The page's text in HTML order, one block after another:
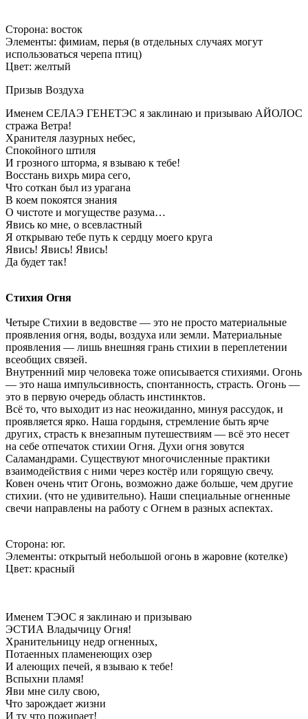
Сторона: восток
Элементы: фимиам, перья (в отдельных случаях могут
использоваться черепа птиц)
Цвет: желтый
Призыв Воздуха
Именем СЕЛАЭ ГЕНЕТЭС я заклинаю и призываю АЙОЛОС
стража Ветра!
Хранителя лазурных небес,
Спокойного штиля
И грозного шторма, я взываю к тебе!
Восстань вихрь мира сего,
Что соткан был из урагана
В коем покоятся знания
О чистоте и могуществе разума…
Явись ко мне, о всевластный
Я открываю тебе путь к сердцу моего круга
Явись! Явись! Явись!
Да будет так!
Стихия Огня
Четыре Стихии в ведовстве — это не просто материальные
проявления огня, воды, воздуха или земли. Материальные
проявления — лишь внешняя грань стихии в переплетении
всеобщих связей.
Внутренний мир человека тоже описывается стихиями. Огонь
— это наша импульсивность, спонтанность, страсть. Огонь —
это в первую очередь область инстинктов.
Всё то, что выходит из нас неожиданно, минуя рассудок, и
проявляется ярко. Наша гордыня, стремление быть ярче
других, страсть к внезапным путешествиям — всё это несет
на себе отпечаток стихии Огня. Духи огня зовутся
Саламандрами. Существуют многочисленные практики
взаимодействия с ними через костёр или горящую свечу.
Ковен очень чтит Огонь, возможно даже больше, чем другие
стихии. (что не удивительно). Наши специальные огненные
свечи направлены на работу с Огнем в разных аспектах.
Сторона: юг.
Элементы: открытый небольшой огонь в жаровне (котелке)
Цвет: красный
Именем ТЭОС я заклинаю и призываю
ЭСТИА Владычицу Огня!
Хранительницу недр огненных,
Потаенных пламенеющих озер
И алеющих печей, я взываю к тебе!
Вспыхни пламя!
Яви мне силу свою,
Что зарождает жизни
И ту что пожирает!